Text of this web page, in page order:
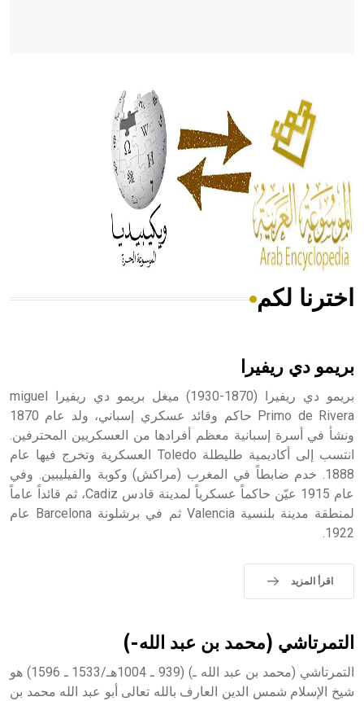
الحكم، الأدلة، تنظيم التغذية، ورسالته في جروح الرأس. ويعود
له الفضل بأنه حرر الطب من الدين والفلسفة.
- هل تعلم أن المرجان إفراز حيواني يتكون في البحر ويتركب
من مادة كربونات الكلسيوم، وهو أحمر أو شديد الحمرة وهو
أجود أنواعه، ويمتاز بكبر الحجم ويسمى الش
هل تعلم أن الأبسيد كلمة فرنسية اللفظ تم اعتمادها مصطلحاً
- هل تعلم أن أبجر Abgar اسم معروف جيداً يعود إلى عدد من
الملوك الذين حكموا مدينة إديسا (الرها) من أبجر الأول وحتى
التاسع، وهم ينتسبون إلى أسرة أوسروين
sign تكتب منفصلة غير متصلة، وتعتمد المبدأ الأكوروفوني،
اخترنا لكم
بريمو دي ريفيرا
بريمو دي ريفيرا (1870-1930) ميغل بريمو دي ريفيرا miguel
Primo de Rivera حاكم وقائد عسكري إسباني، ولد عام 1870
ونشأ في أسرة إسبانية معظم أفرادها من العسكريين المحترفين.
انتسب إلى أكاديمية طليطلة Toledo العسكرية وتخرج فيها عام
1888. خدم ضابطاً في المغرب (مراكش) وكوبة والفيليبين. وفي
عام 1915 عيّن حاكماً عسكرياً لمدينة قادس Cadiz، ثم قائداً عاماً
لمنطقة مدينة بلنسية Valencia ثم في برشلونة Barcelona عام
1922.
اقرأ المزيد
التمرتاشي (محمد بن عبد الله-)
التمرتاشي (محمد بن عبد الله ـ) (939 ـ 1004هـ/1533 ـ 1596) هو
شيخ الإسلام شمس الدين العارف بالله تعالى أبو عبد الله محمد بن